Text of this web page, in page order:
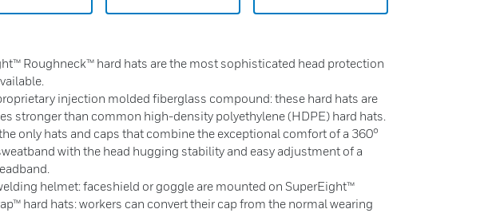
Roughneck™ hard hats are the most sophisticated head protection
injection molded fiberglass compound: these hard hats are
stronger than common high-density polyethylene (HDPE) hard hats.
only hats and caps that combine the exceptional comfort of a 360°
with the head hugging stability and easy adjustment of a
helmet: faceshield or goggle are mounted on SuperEight™
hard hats: workers can convert their cap from the normal wearing